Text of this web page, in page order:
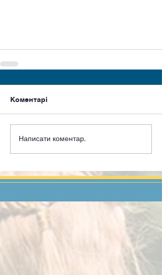
Коментарі
Написати коментар...